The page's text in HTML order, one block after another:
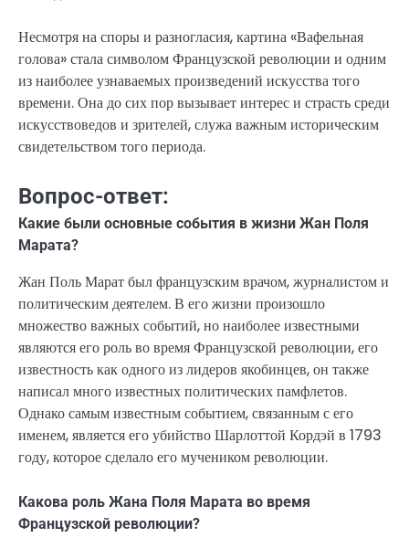
Несмотря на споры и разногласия, картина «Вафельная
голова» стала символом Французской революции и одним
из наиболее узнаваемых произведений искусства того
времени. Она до сих пор вызывает интерес и страсть среди
искусствоведов и зрителей, служа важным историческим
свидетельством того периода.
Вопрос-ответ:
Какие были основные события в жизни Жан Поля
Марата?
Жан Поль Марат был французским врачом, журналистом и
политическим деятелем. В его жизни произошло
множество важных событий, но наиболее известными
являются его роль во время Французской революции, его
известность как одного из лидеров якобинцев, он также
написал много известных политических памфлетов.
Однако самым известным событием, связанным с его
именем, является его убийство Шарлоттой Кордэй в ​​1793
году, которое сделало его мучеником революции.
Какова роль Жана Поля Марата во время
Французской революции?